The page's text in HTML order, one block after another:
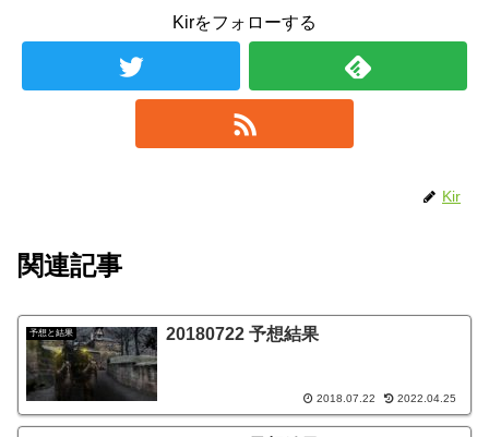
Kirをフォローする
Kir
関連記事
予想と結果 20180722 予想結果
2018.07.22 2022.04.25